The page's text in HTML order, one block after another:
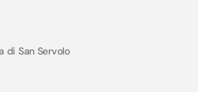
di San Servolo